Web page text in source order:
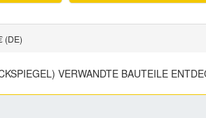
(DE)
VERWANDTE BAUTEILE